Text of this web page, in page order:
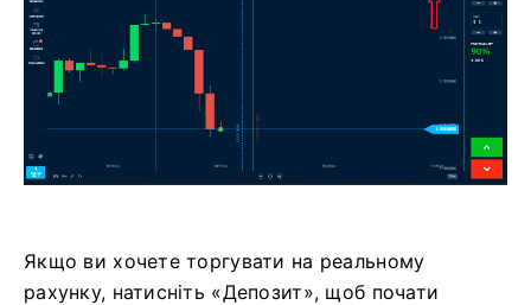
Якщо ви хочете торгувати на реальному
рахунку, натисніть «Депозит», щоб почати